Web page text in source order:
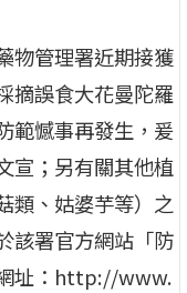
物管理署近期接獲
摘誤食大花曼陀羅
範憾事再發生，爰
宣；另有關其他植
類、姑婆芋等）之
該署官方網站「防
址：http://www.